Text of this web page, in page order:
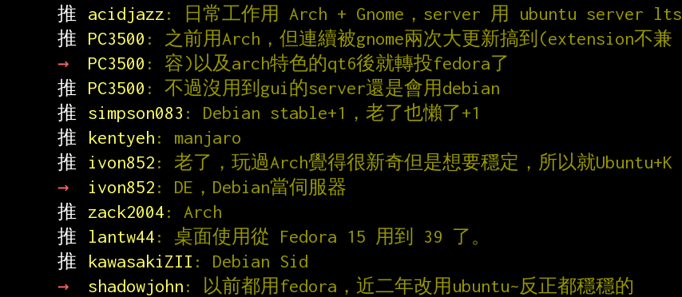
推
acidjazz: 日常工作用 Arch + Gnome，server 用 ubuntu server lts
推
PC3500 : 之前用Arch，但連續被gnome兩次大更新搞到(extension不兼
→
PC3500 : 容)以及arch特色的qt6後就轉投fedora了
推
PC3500 : 不過沒用到gui的server還是會用debian
推
simpson083 : Debian stable+1，老了也懶了+1
推
kentyeh: manjaro
推
ivon852: 老了，玩過Arch覺得很新奇但是想要穩定，所以就Ubuntu+K
→
ivon852: DE，Debian當伺服器
推
zack2004: Arch
推
lantw44: 桌面使用從 Fedora 15 用到 39 了。
推
kawasakiZII : Debian Sid
→
shadowjohn: 以前都用fedora，近二年改用ubuntu~反正都穩穩的